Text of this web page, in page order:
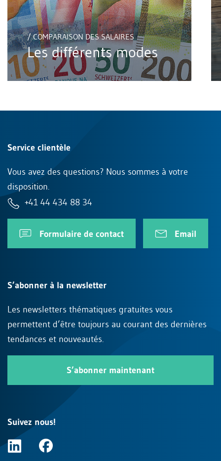
/ COMPARAISON DES SALAIRES
Les différents modes
Service clientèle
Vous avez des questions? Nous sommes à votre
disposition.
+41 44 434 88 34
Formulaire de contact Email
S’abonner à la newsletter
Les newsletters thématiques gratuites vous
permettent d’être toujours au courant des dernières
tendances et nouveautés.
S’abonner maintenant
Suivez nous!